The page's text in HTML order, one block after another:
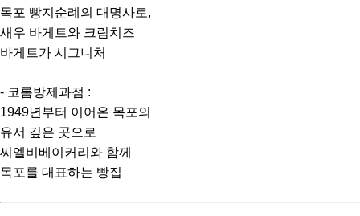
목포 빵지순례의 대명사로,
새우 바게트와 크림치즈
바게트가 시그니처
- 코롬방제과점 :
1949년부터 이어온 목포의
유서 깊은 곳으로
씨엘비베이커리와 함께
목포를 대표하는 빵집